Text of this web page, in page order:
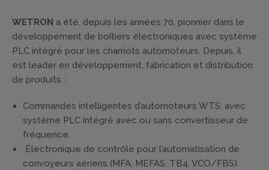
WETRON a été, depuis les années 70, pionnier dans le
développement de boîtiers électroniques avec système
PLC intégré pour les charriots automoteurs. Depuis, il
est leader en développement, fabrication et distribution
de produits :
Commandes intelligentes d’automoteurs WTS, avec
système PLC intégré avec ou sans convertisseur de
fréquence.
Électronique de contrôle pour l’automatisation de
convoyeurs aériens (MFA, MEFAS, TB4, VCO/FBS).